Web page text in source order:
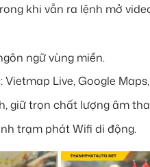
khi vẫn ra lệnh mở
ngữ vùng miền.
Live, Google
giữ trọn chất lượng âm
trạm phát Wifi di động.